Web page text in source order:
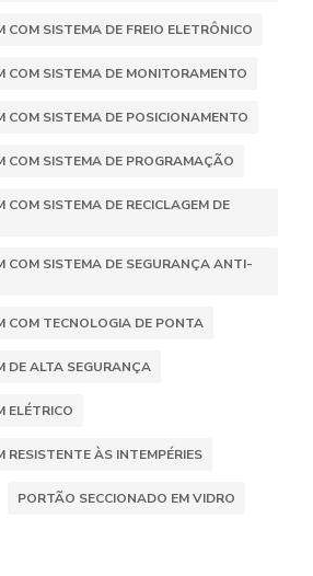
COM SISTEMA DE FREIO ELETRÔNICO
COM SISTEMA DE MONITORAMENTO
COM SISTEMA DE POSICIONAMENTO
COM SISTEMA DE PROGRAMAÇÃO
COM SISTEMA DE RECICLAGEM DE
COM SISTEMA DE SEGURANÇA ANTI-
COM TECNOLOGIA DE PONTA
DE ALTA SEGURANÇA
ELÉTRICO
RESISTENTE ÀS INTEMPÉRIES
PORTÃO SECCIONADO EM VIDRO